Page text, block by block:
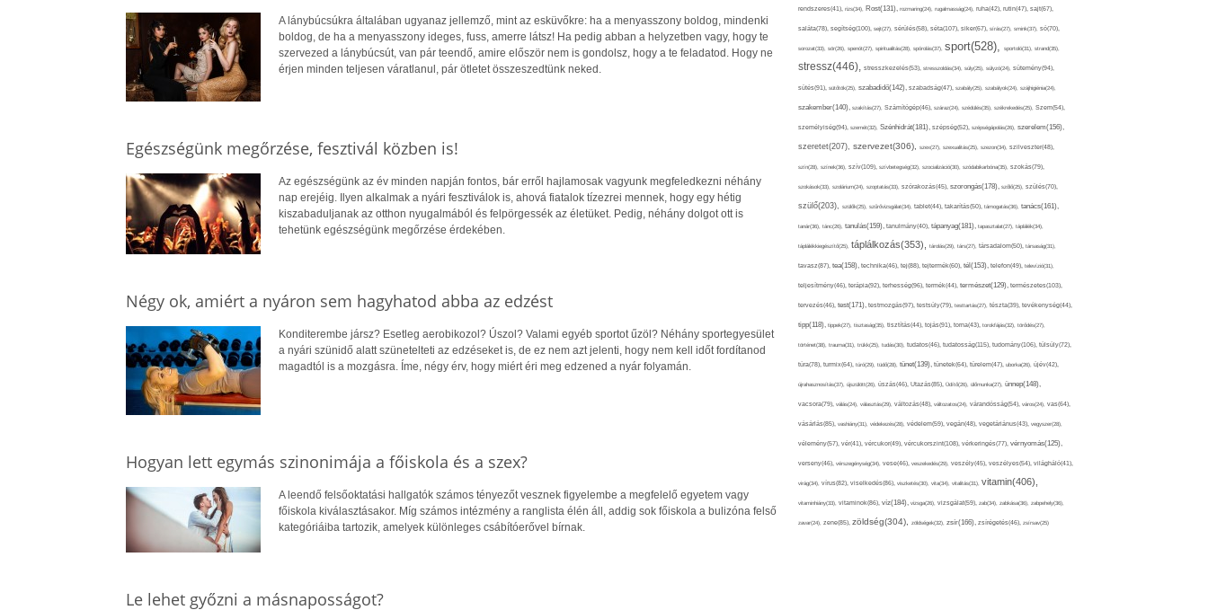
A lánybúcsúkra általában ugyanaz jellemző, mint az esküvőkre: ha a menyasszony boldog, mindenki
boldog, de ha a menyasszony ideges, fuss, amerre látsz! Ha pedig abban a helyzetben vagy, hogy te
szervezed a lánybúcsút, van pár teendő, amire először nem is gondolsz, hogy a te feladatod. Hogy ne
érjen minden teljesen váratlanul, pár ötletet összeszedtünk neked.
Egészségünk megőrzése, fesztivál közben is!
Az egészségünk az év minden napján fontos, bár erről hajlamosak vagyunk megfeledkezni néhány
nap erejéig. Ilyen alkalmak a nyári fesztiválok is, ahová fiatalok tízezrei mennek, hogy egy hétig
kiszabaduljanak az otthon nyugalmából és felpörgessék az életüket. Pedig, néhány dolgot ott is
tehetünk egészségünk megőrzése érdekében.
Négy ok, amiért a nyáron sem hagyhatod abba az edzést
Konditerembe jársz? Esetleg aerobikozol? Úszol? Valami egyéb sportot űzöl? Néhány sportegyesület
a nyári szünidő alatt szünetelteti az edzéseket is, de ez nem azt jelenti, hogy nem kell időt fordítanod
magadtól is a mozgásra. Íme, négy érv, hogy miért éri meg edzened a nyár folyamán.
Hogyan lett egymás szinonimája a főiskola és a szex?
A leendő felsőoktatási hallgatók számos tényezőt vesznek figyelembe a megfelelő egyetem vagy
főiskola kiválasztásakor. Míg számos intézmény a ranglista élén áll, addig sok főiskola a bulizóna felső
kategóriáiba tartozik, amelyek különleges csábítóerővel bírnak.
Le lehet győzni a másnaposságot?
rendszeres(41), rizs(34), Rost(131), rozmaring(24), rugalmasság(24), ruha(42), rutin(47), sajt(67),
saláta(78), segítség(100), sejt(27), sérülés(58), séta(107), siker(67), sírás(27), smink(37), só(70),
sorozat(33), sör(26), spenót(27), spiritualitás(28), spórolás(37), sport(528), sportoló(31), strand(35),
stressz(446), stresszkezelés(53), stresszoldás(34), súly(25), súlyzó(24), sütemény(94),
sütés(91), sütőtök(25), szabadidő(142), szabadság(47), szabály(25), szabályok(24), szájhigiénia(24),
szakember(140), szakítás(27), Számítógép(46), száraz(24), szédülés(35), székrekedés(25), Szem(54),
személyiség(94), szemét(32), Szénhidrát(181), szépség(52), szépségápolás(26), szerelem(156),
szeretet(207), szervezet(306), szex(27), szexualitás(25), szezon(34), szilveszter(48),
szín(28), színek(36), szív(109), szívbetegség(32), szocializáció(30), szódabikarbóna(35), szokás(79),
szokások(33), szolárium(24), szoptatás(33), szórakozás(45), szorongás(178), szőlő(25), szülés(70),
szülő(203), szülők(25), szűrővizsgálat(34), tablet(44), takarítás(50), támogatás(36), tanács(161),
tanár(36), tánc(26), tanulás(159), tanulmány(40), tápanyag(181), tapasztalat(27), táplálék(34),
táplálékkiegészítő(25), táplálkozás(353), tárolás(29), társ(27), társadalom(50), társaság(31),
tavasz(87), tea(158), technika(46), tej(88), tejtermék(60), tél(153), telefon(49), televízió(31),
teljesítmény(46), terápia(92), terhesség(96), termék(44), természet(129), természetes(103),
tervezés(46), test(171), testmozgás(97), testsúly(79), testtartás(27), tészta(39), tevékenység(44),
tipp(118), tippek(27), tisztaság(35), tisztítás(44), tojás(91), torna(43), torokfájás(32), törődés(27),
történet(38), trauma(31), trükk(25), tudás(30), tudatos(46), tudatosság(115), tudomány(106), túlsúly(72),
túra(78), turmix(64), túró(29), tüdő(28), tünet(139), tünetek(64), türelem(47), uborka(26), újév(42),
újrahasznosítás(37), újszülött(26), úszás(46), Utazás(85), Üdítő(26), ülőmunka(27), ünnep(148),
vacsora(79), válás(24), választás(29), változás(48), változatos(24), várandósság(54), város(24), vas(64),
vásárlás(85), vashiány(31), védekezés(28), védelem(59), vegán(48), vegetáriánus(43), vegyszer(28),
vélemény(57), vér(41), vércukor(49), vércukorszint(108), vérkeringés(77), vérnyomás(125),
verseny(46), vérszegénység(34), vese(46), veszekedés(29), veszély(45), veszélyes(54), világháló(41),
virág(34), vírus(82), viselkedés(86), viszketés(30), vita(34), vitalitás(31), vitamin(406),
vitaminhiány(33), vitaminok(86), víz(184), vizsga(26), vizsgálat(59), zab(34), zabkása(36), zabpehely(36),
zavar(24), zene(85), zöldség(304), zöldségek(32), zsír(166), zsírégetés(46), zsírsav(25)